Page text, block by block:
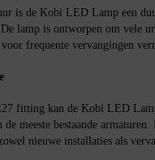
is de Kobi LED Lamp een
lamp is ontworpen om vele
frequente vervangingen
fitting kan de Kobi LED
meeste bestaande
nieuwe installaties als